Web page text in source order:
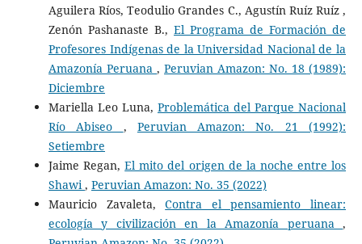
Aguilera Ríos, Teodulio Grandes C., Agustín Ruíz Ruíz ,
Zenón Pashanaste B., El Programa de Formación de
Profesores Indígenas de la Universidad Nacional de la
Amazonía Peruana ,Peruvian Amazon: No. 18 (1989):
Diciembre
Mariella Leo Luna, Problemática del Parque Nacional
Río Abiseo , Peruvian Amazon: No. 21 (1992):
Setiembre
Jaime Regan,El mito del origen de la noche entre los
Shawi, Peruvian Amazon: No. 35 (2022)
Mauricio Zavaleta,Contra el pensamiento linear:
ecología y civilización en la Amazonía peruana,